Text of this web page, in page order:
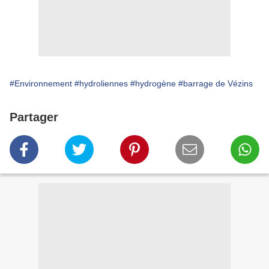
#Environnement #hydroliennes #hydrogène #barrage de Vézins
Partager